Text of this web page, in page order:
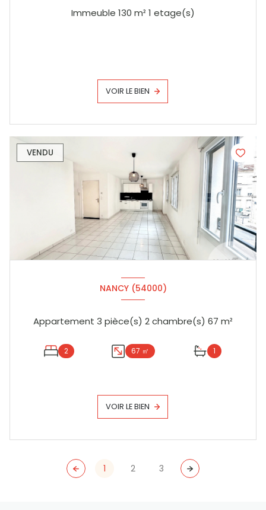
Immeuble 130 m² 1 etage(s)
VOIR LE BIEN
VENDU
NANCY (54000)
Appartement 3 pièce(s) 2 chambre(s) 67 m²
2 67 ㎡ 1
VOIR LE BIEN
1 2 3